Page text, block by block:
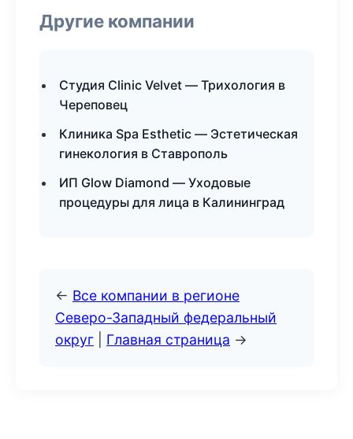
Другие компании
Студия Clinic Velvet — Трихология в
Череповец
Клиника Spa Esthetic — Эстетическая
гинекология в Ставрополь
ИП Glow Diamond — Уходовые
процедуры для лица в Калининград
← Все компании в регионе
Северо-Западный федеральный
округ
Главная страница →